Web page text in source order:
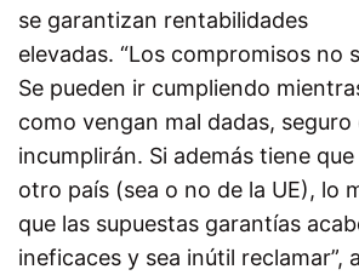
se garantizan rentabilidades
elevadas. “Los compromisos no
Se pueden ir cumpliendo
como vengan mal dadas, seguro
incumplirán. Si además tiene
otro país (sea o no de la UE), lo
que las supuestas garantías
ineficaces y sea inútil reclamar”,